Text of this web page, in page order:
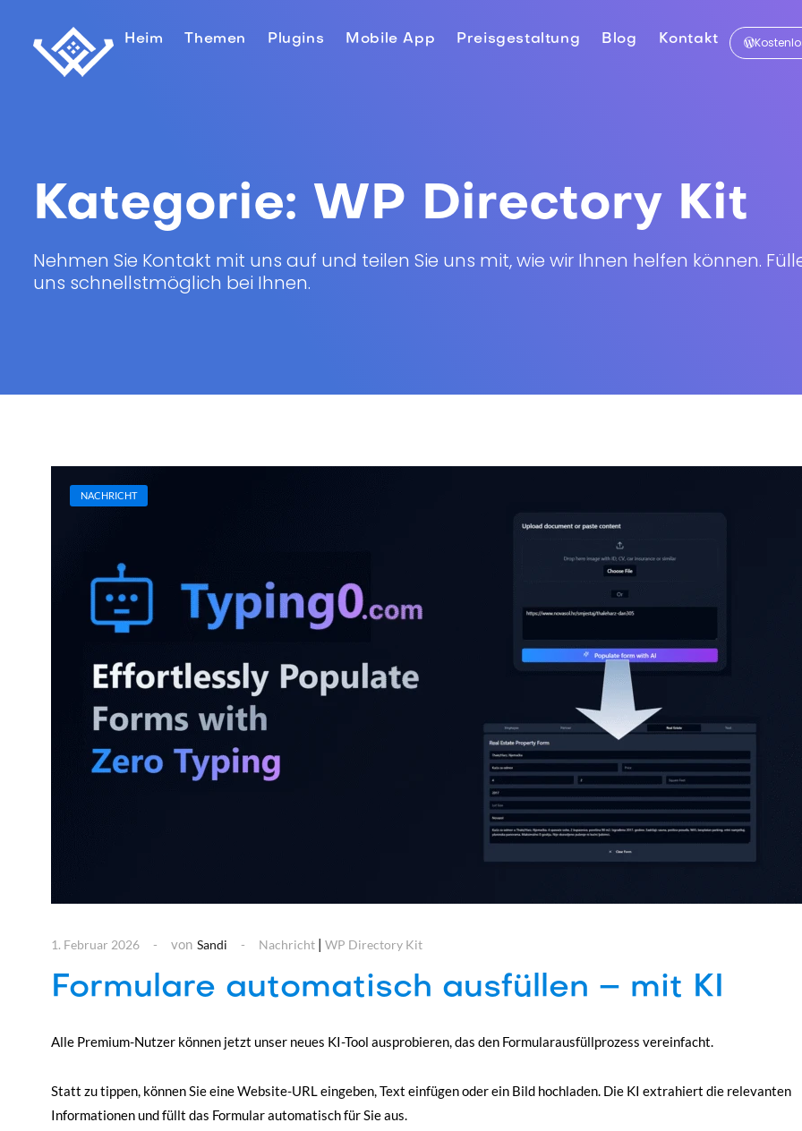
Heim Themen Plugins Mobile App Preisgestaltung Blog Kontakt
Kategorie: WP Directory Kit
Nehmen Sie Kontakt mit uns auf und teilen Sie uns mit, wie wir Ihnen helfen können.
uns schnellstmöglich bei Ihnen.
NACHRICHT
1. Februar 2026 von Sandi Nachricht | WP Directory Kit
Formulare automatisch ausfüllen – mit KI
Alle Premium-Nutzer können jetzt unser neues KI-Tool ausprobieren, das den Formularausfüllprozess vereinfacht.
Statt zu tippen, können Sie eine Website-URL eingeben, Text einfügen oder ein Bild hochladen. Die KI extrahiert die relevanten
Informationen und füllt das Formular automatisch für Sie aus.